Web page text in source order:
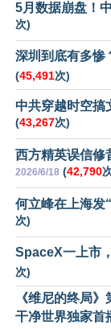
5月数据崩盘！
次)
深圳到底有多惨
(45,491次)
中共穿越时空
(43,267次)
西方精英误信
2026/6/18 (42,790
何立峰在上海发
次)
SpaceX一上市
次)
《维尼的终局
干净世界独家首